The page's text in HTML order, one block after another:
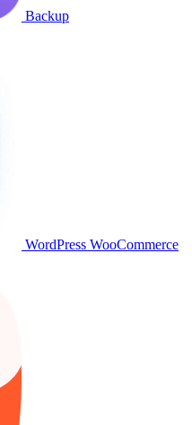
Backup
WordPress WooCommerce